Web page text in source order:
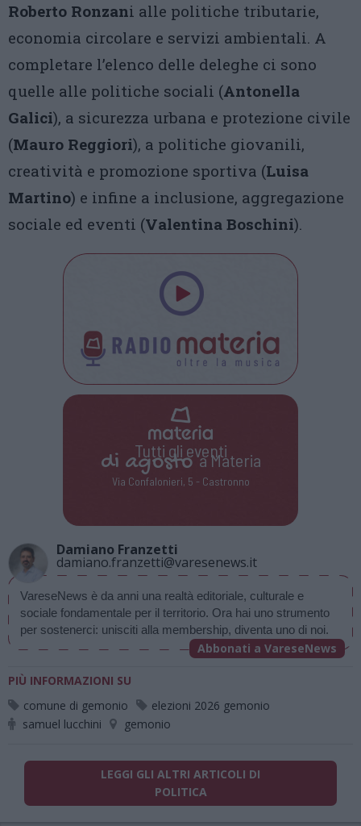
Roberto Ronzani alle politiche tributarie,
economia circolare e servizi ambientali. A
completare l’elenco delle deleghe ci sono
quelle alle politiche sociali (Antonella
Galici), a sicurezza urbana e protezione civile
(Mauro Reggiori), a politiche giovanili,
creatività e promozione sportiva (Luisa
Martino) e infine a inclusione, aggregazione
sociale ed eventi (Valentina Boschini).
Tutti gli eventi
di agostoa Materia
Via Confalonieri, 5 - Castronno
Damiano Franzetti
damiano.franzetti@varesenews.it
VareseNews è da anni una realtà editoriale, culturale e
sociale fondamentale per il territorio. Ora hai uno strumento
per sostenerci: unisciti alla membership, diventa uno di noi.
Abbonati a VareseNews
PIÙ INFORMAZIONI SU
comune di gemonio
elezioni 2026 gemonio
samuel lucchini
gemonio
LEGGI GLI ALTRI ARTICOLI DI
POLITICA